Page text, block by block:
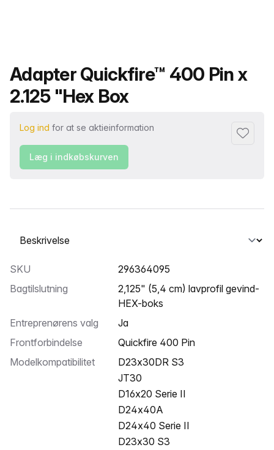
Produktnavn
Adapter Quickfire™ 400 Pin x
2.125 "Hex Box
Log ind for at se aktieinformation
Føj til
Læg i indkøbskurven
Vælg en fane
SKU
296364095
Bagtilslutning
2,125" (5,4 cm) lavprofil gevind-
HEX-boks
Entreprenørens valg
Ja
Frontforbindelse
Quickfire 400 Pin
Modelkompatibilitet
D23x30DR S3
JT30
D16x20 Serie II
D24x40A
D24x40 Serie II
D23x30 S3